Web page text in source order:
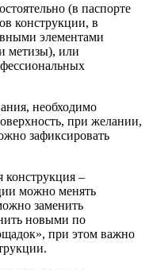
(в паспорте
конструкции, в
элементами
метизы), или
необходимо
при желании,
зафиксировать
конструкция –
можно менять
заменить
новыми по
при этом важно